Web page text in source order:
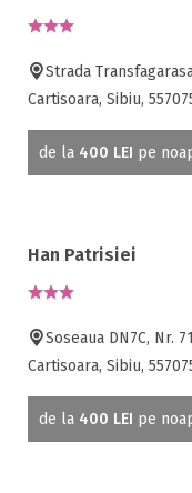
Strada
Cartisoara, Sibiu,
de la 400 LEI pe
Han Patrisiei
Soseaua DN7C, Nr.
Cartisoara, Sibiu,
de la 400 LEI pe